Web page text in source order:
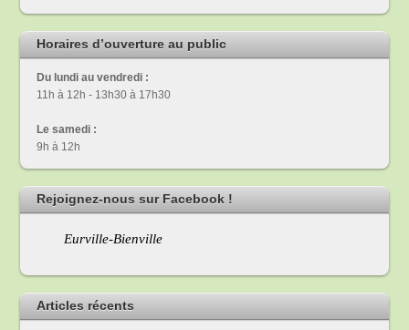
Horaires d’ouverture au public
Du lundi au vendredi :
11h à 12h - 13h30 à 17h30
Le samedi :
9h à 12h
Rejoignez-nous sur Facebook !
Eurville-Bienville
Articles récents